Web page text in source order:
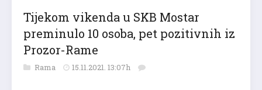
Tijekom vikenda u SKB Mostar
preminulo 10 osoba, pet pozitivnih iz
Prozor-Rame
Rama 15.11.2021. 13:07h